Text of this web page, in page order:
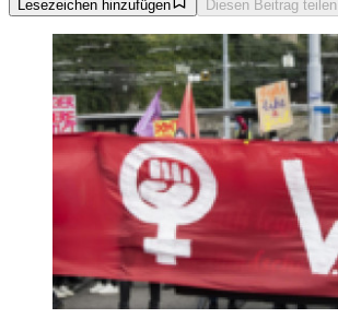
Lesezeichen hinzufügen Diesen Beitrag teilen